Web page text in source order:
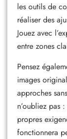
les outils de
réaliser des
Jouez avec
entre zones
Pensez
images
approches
n’oubliez pas
propres
fonctionnera